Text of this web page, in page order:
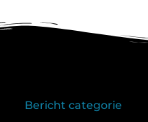
Bericht categorie